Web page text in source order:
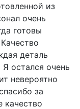
из
очень
готовы
деталь
остался очень
невероятно
за
качество